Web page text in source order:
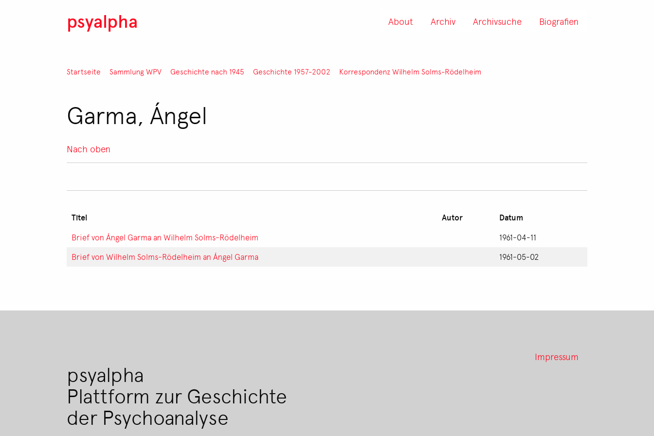
psyalpha About Archiv Archivsuche Biografien
Pfadnavigation
Startseite Sammlung WPV Geschichte nach 1945 Geschichte 1957-2002 Korrespondenz Wilhelm Solms-Rödelheim
Garma, Ángel
Nach oben
Titel Autor Datum
Brief von Ángel Garma an Wilhelm Solms-Rödelheim
1961-04-11
Brief von Wilhelm Solms-Rödelheim an Ángel Garma
1961-05-02
psyalpha
Plattform zur Geschichte
der Psychoanalyse
Impressum